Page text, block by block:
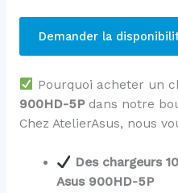
Demander la
Pourquoi acheter un
900HD-5Pdans notre
Chez AtelierAsus, nous
Des chargeurs
Asus 900HD-5P